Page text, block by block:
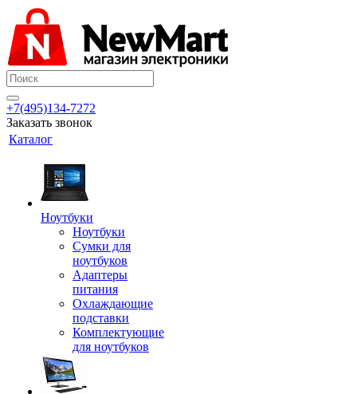
+7(495)134-7272
Заказать звонок
Каталог
Ноутбуки
Ноутбуки
Сумки для
ноутбуков
Адаптеры
питания
Охлаждающие
подставки
Комплектующие
для ноутбуков